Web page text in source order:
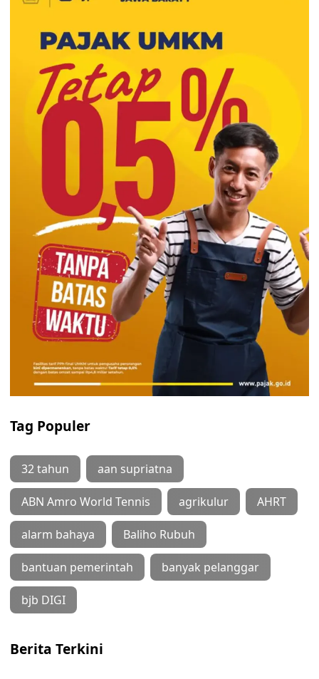
Tag Populer
32 tahun aan supriatna
ABN Amro World Tennis agrikulur AHRT
alarm bahaya Baliho Rubuh
bantuan pemerintah banyak pelanggar
bjb DIGI
Berita Terkini